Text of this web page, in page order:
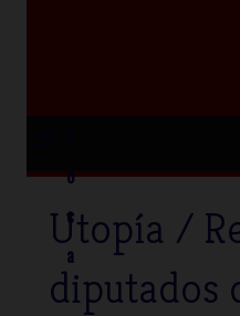
o
c
a
Utopía /
diputados